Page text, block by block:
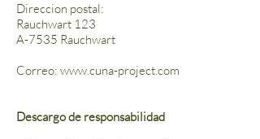
Direccion postal:
Rauchwart 123
A-7535 Rauchwart
Correo: www.cuna-project.com
Descargo de responsabilidad